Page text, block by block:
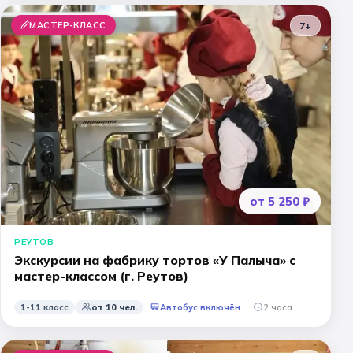
МАСТЕР-КЛАСС 7+
от 5 250 ₽
РЕУТОВ
Экскурсии на фабрику тортов «У Палыча» с
мастер-классом (г. Реутов)
1-11 класс от 10 чел. Автобус включён 2 часа